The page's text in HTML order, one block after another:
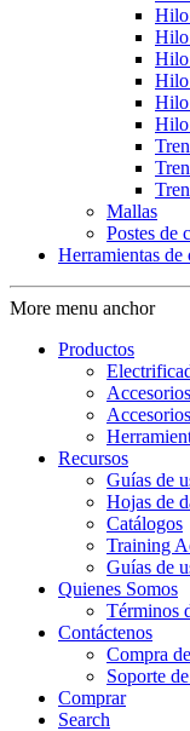
Hilo
Hilo
Hilo
Hilo
Hilo
Mallas
Postes de
Herramientas de
More menu anchor
Productos
Recursos
Guías de
Hojas de
Catálogos
Training
Guías de
Quienes Somos
Términos
Contáctenos
Compra
Soporte
Comprar
Search